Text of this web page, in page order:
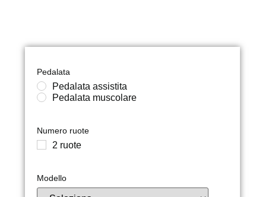
Pedalata
Pedalata assistita
Pedalata muscolare
Numero ruote
2 ruote
Modello